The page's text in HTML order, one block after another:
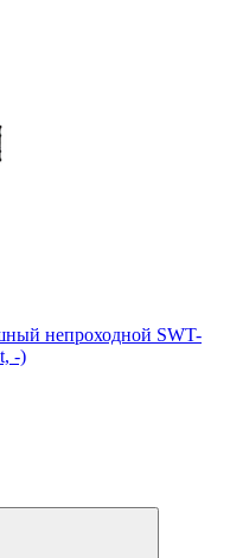
непроходной SWT-
-)